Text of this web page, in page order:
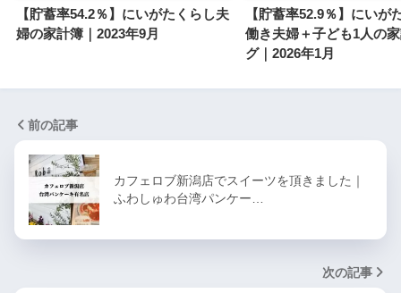
【貯蓄率54.2％】にいがたくらし夫
婦の家計簿｜2023年9月
【貯蓄率52.9％】にいが
働き夫婦＋子ども1人の
グ｜2026年1月
前の記事
カフェロブ新潟店でスイーツを頂きました｜
ふわしゅわ台湾パンケー…
次の記事